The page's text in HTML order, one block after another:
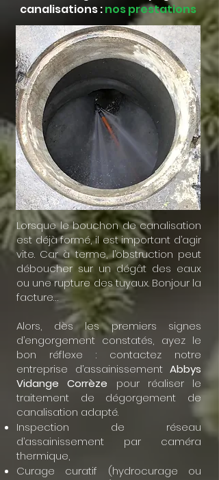
canalisations :nos prestations
Lorsque le bouchon de canalisation
est déjà formé, il est important d’agir
vite. Car à terme, l’obstruction peut
déboucher sur un dégât des eaux
ou une rupture des tuyaux. Bonjour la
facture…
Alors, dès les premiers signes
d’engorgement constatés, ayez le
bon réflexe : contactez notre
entreprise d’assainissement Abbys
Vidange Corrèze pour réaliser le
traitement de dégorgement de
canalisation adapté.
Inspection de réseau
d’assainissement par caméra
thermique,
Curage curatif (hydrocurage ou